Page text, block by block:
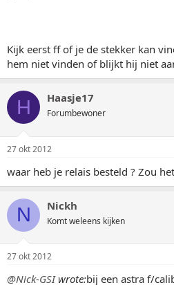
Kijk eerst ff of je de stekker kan
hem niet vinden of blijkt hij niet
H Haasje17
Forumbewoner
27 okt 2012
waar heb je relais besteld ? Zou
N Nickh
Komt weleens kijken
27 okt 2012
@Nick-GSIwrote:bij een astra f/